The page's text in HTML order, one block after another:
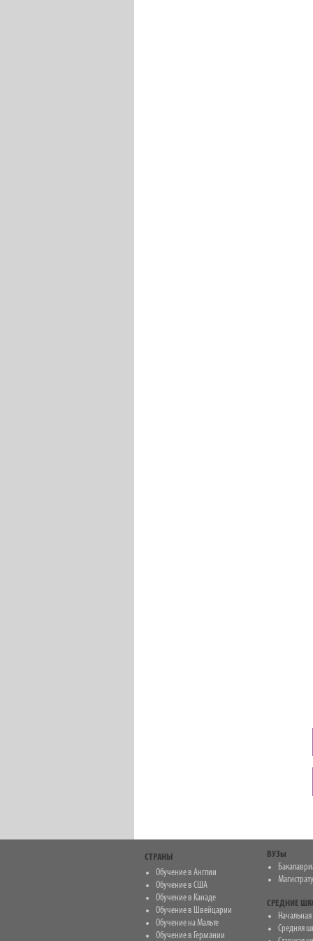
СТРАНЫ
Обучение в Англии
Обучение в США
Обучение в Канаде
Обучение в Швейцарии
Обучение на Мальте
Обучение в Германии
ВУЗы
СРЕДНИЕ
Средняя